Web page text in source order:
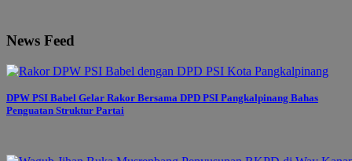
News Feed
DPW PSI Babel Gelar Rakor Bersama DPD PSI Pangkalpinang Bahas
Penguatan Struktur Partai